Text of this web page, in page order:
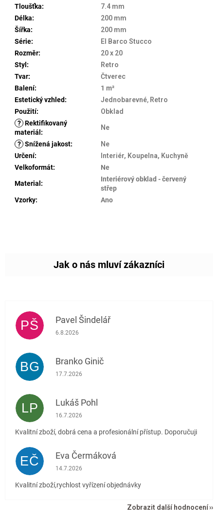
Tloušťka:
7.4 mm
Délka:
200 mm
Šířka:
200 mm
Série:
El Barco Stucco
Rozměr:
20 x 20
Styl :
Retro
Tvar:
Čtverec
Balení:
1 m²
Estetický vzhled: Jednobarevné, Retro
Použití:
Obklad
? Rektifikovaný
materiál :
Ne
? Snížená jakost:
Ne
Určení:
Interiér, Koupelna, Kuchyně
Velkoformát: Ne
Material :
Interiérový obklad - červený
střep
Vzorky: Ano
PŠ Pavel Šindelář
Hodnocení obchodu je 5 z 5 hvězdiček.
6.8.2026
BG Branko Ginič
Hodnocení obchodu je 5 z 5 hvězdiček.
17.7.2026
LP Lukáš Pohl
Hodnocení obchodu je 5 z 5 hvězdiček.
16.7.2026
Kvalitní zboží, dobrá cena a profesionální přístup. Doporučuji
EČ Eva Čermáková
Hodnocení obchodu je 5 z 5 hvězdiček.
14.7.2026
Kvalitní zboží,rychlost vyřízení objednávky
Zobrazit další hodnocení